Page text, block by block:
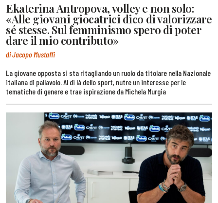
Ekaterina Antropova, volley e non solo:
«Alle giovani giocatrici dico di valorizzare
sé stesse. Sul femminismo spero di poter
dare il mio contributo»
di Jacopo Mustaffi
La giovane opposta si sta ritagliando un ruolo da titolare nella Nazionale
italiana di pallavolo. Al di là dello sport, nutre un interesse per le
tematiche di genere e trae ispirazione da Michela Murgia